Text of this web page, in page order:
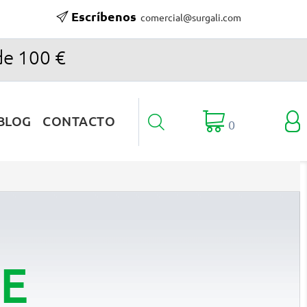
Escríbenos comercial@surgali.com
100 €
CONTACTO   0